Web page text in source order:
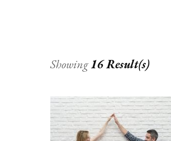
Showing16 Result(s)